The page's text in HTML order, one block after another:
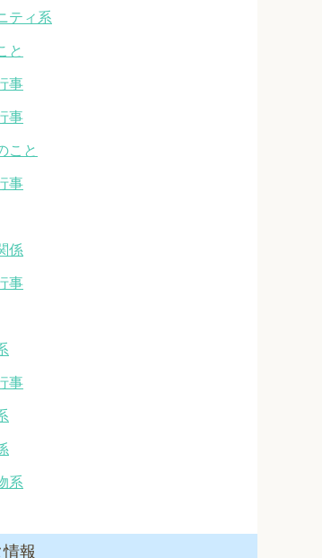
ティ系
と
事
事
こと
事
係
事
事
系
情報